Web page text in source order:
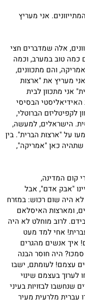
אני מעריץ
אלה שמדברים חצי
כמה טוב במערב, וכמה
והם מתכוונים,
מעריץ את "ארצות
אני מתכוון לבית
הבסיסי
לקפיטליזם הברוטלי,
הישראלים, למעשה,
על "ארצות הברית". בין
שתהיה כאן "אמריקה",
קום המדינה,
"אבק אדם", אבל
היה שום רכוש: במזרח
ומארצות האיסלאם
לרוב מוחלט לא היה
אחי למד מעט
איך אנשים מהגרים
היה חוסר הבנה
עצמם! לעומתם, ישבו
בעצמם שינוי
שנחשבו לבזויות בעיני
עברית מלרעית מעיר